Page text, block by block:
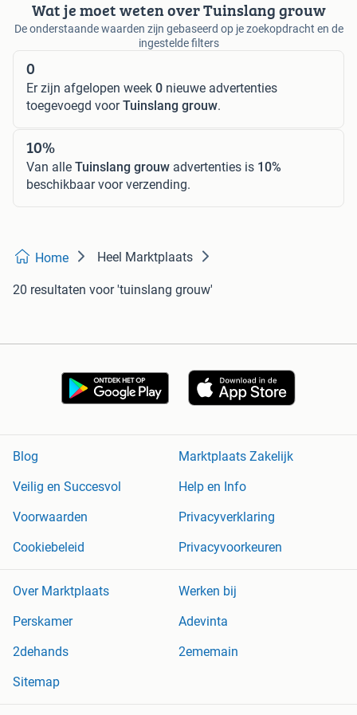
Wat je moet weten over Tuinslang grouw
De onderstaande waarden zijn gebaseerd op je zoekopdracht en de
ingestelde filters
0
Er zijn afgelopen week 0 nieuwe advertenties
toegevoegd voorTuinslang grouw.
10%
Van alle Tuinslang grouw advertenties is 10%
beschikbaar voor verzending.
Home Heel Marktplaats
20 resultaten voor 'tuinslang grouw'
Blog
Marktplaats Zakelijk
Veilig en Succesvol
Help en Info
Voorwaarden
Privacyverklaring
Cookiebeleid
Privacyvoorkeuren
Over Marktplaats
Werken bij
Perskamer
Adevinta
2dehands
2ememain
Sitemap